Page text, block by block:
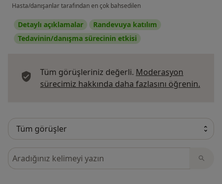
Hasta/danışanlar tarafından en çok bahsedilen
Detaylı açıklamalar
Randevuya katılım
Tedavinin/danışma sürecinin etkisi
Tüm görüşleriniz değerli. Moderasyon
sürecimiz hakkında daha fazlasını öğrenin.
Görüşler içerisinde ara